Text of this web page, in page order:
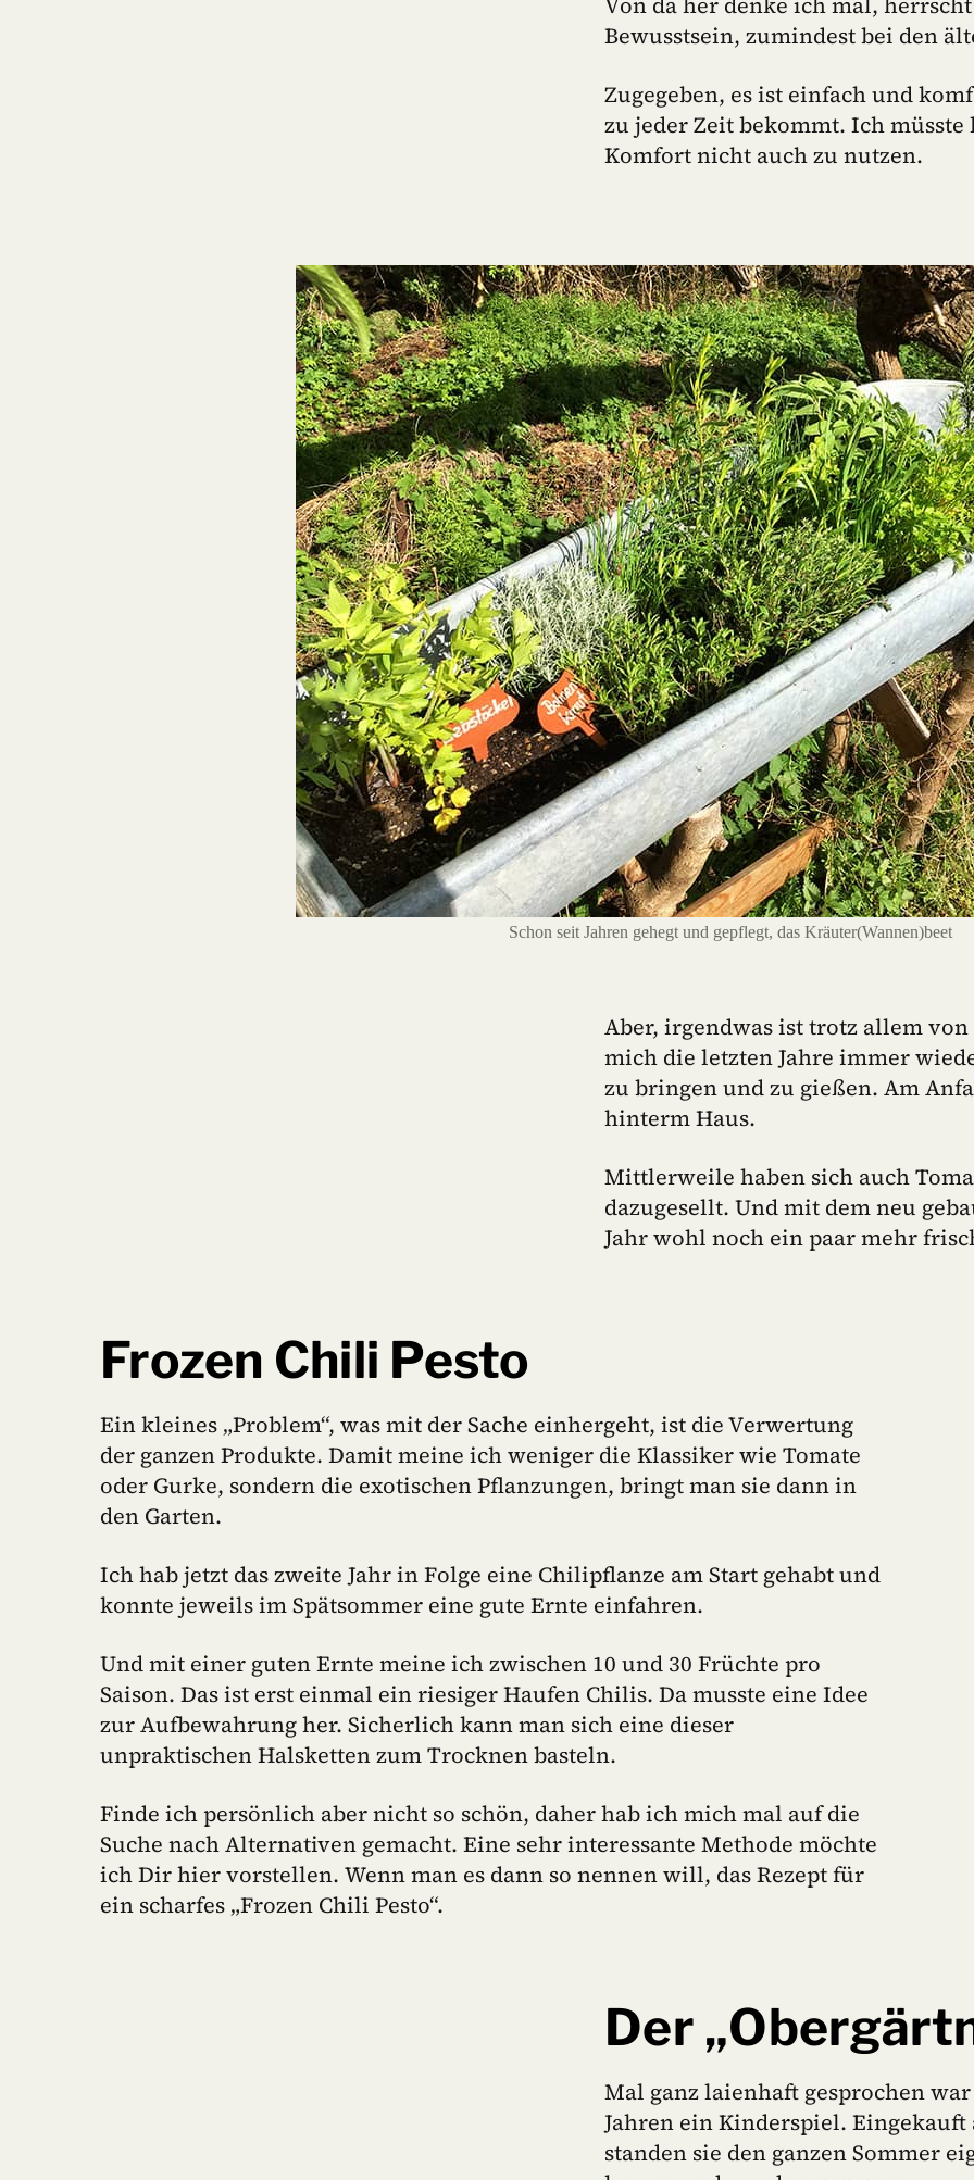
Bewusstsein, zumindest bei den
Zugegeben, es ist einfach und
zu jeder Zeit bekommt. Ich
Komfort nicht auch zu nutzen.
Schon seit Jahren gehegt und gepflegt, das Kräuter(Wannen)beet
Aber, irgendwas ist trotz allem
mich die letzten Jahre immer
zu bringen und zu gießen. Am
hinterm Haus.
Mittlerweile haben sich auch
dazugesellt. Und mit dem neu
Jahr wohl noch ein paar mehr
Frozen Chili Pesto
Ein kleines „Problem“, was mit der Sache einhergeht, ist die Verwertung
der ganzen Produkte. Damit meine ich weniger die Klassiker wie Tomate
oder Gurke, sondern die exotischen Pflanzungen, bringt man sie dann in
den Garten.
Ich hab jetzt das zweite Jahr in Folge eine Chilipflanze am Start gehabt und
konnte jeweils im Spätsommer eine gute Ernte einfahren.
Und mit einer guten Ernte meine ich zwischen 10 und 30 Früchte pro
Saison. Das ist erst einmal ein riesiger Haufen Chilis. Da musste eine Idee
zur Aufbewahrung her. Sicherlich kann man sich eine dieser
unpraktischen Halsketten zum Trocknen basteln.
Finde ich persönlich aber nicht so schön, daher hab ich mich mal auf die
Suche nach Alternativen gemacht. Eine sehr interessante Methode möchte
ich Dir hier vorstellen. Wenn man es dann so nennen will, das Rezept für
ein scharfes „Frozen Chili Pesto“.
Der
Mal ganz laienhaft gesprochen
Jahren ein Kinderspiel.
standen sie den ganzen Sommer